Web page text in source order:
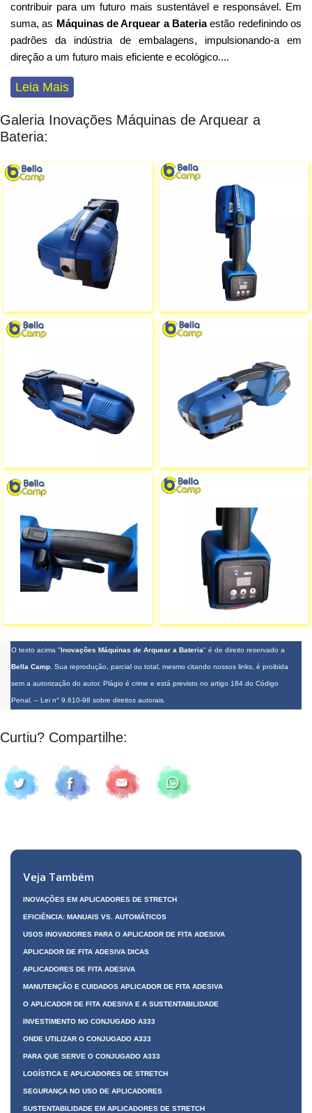
contribuir para um futuro mais sustentável e responsável. Em
suma, as Máquinas de Arquear a Bateriaestão redefinindo os
padrões da indústria de embalagens, impulsionando-a em
direção a um futuro mais eficiente e ecológico....
Leia Mais
Galeria Inovações Máquinas de Arquear a
Bateria:
O texto acima "Inovações Máquinas de Arquear a Bateria" é de direito reservado a
Bella Camp . Sua reprodução, parcial ou total, mesmo citando nossos links, é proibida
sem a autorização do autor. Plágio é crime e está previsto no artigo 184 do Código
Penal. – Lei n° 9.610-98 sobre direitos autorais
Curtiu? Compartilhe:
Veja Também
INOVAÇÕES EM APLICADORES DE STRETCH
EFICIÊNCIA: MANUAIS VS. AUTOMÁTICOS
USOS INOVADORES PARA O APLICADOR DE FITA ADESIVA
APLICADOR DE FITA ADESIVA DICAS
APLICADORES DE FITA ADESIVA
MANUTENÇÃO E CUIDADOS APLICADOR DE FITA ADESIVA
O APLICADOR DE FITA ADESIVA E A SUSTENTABILIDADE
INVESTIMENTO NO CONJUGADO A333
ONDE UTILIZAR O CONJUGADO A333
PARA QUE SERVE O CONJUGADO A333
LOGÍSTICA E APLICADORES DE STRETCH
SEGURANÇA NO USO DE APLICADORES
SUSTENTABILIDADE EM APLICADORES DE STRETCH